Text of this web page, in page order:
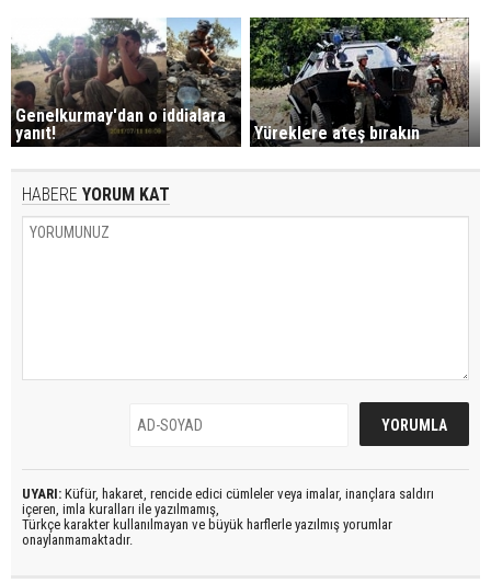
Genelkurmay'dan o iddialara
yanıt!
Yüreklere ateş bırakın
HABERE YORUM KAT
UYARI: Küfür, hakaret, rencide edici cümleler veya imalar, inançlara saldırı
içeren, imla kuralları ile yazılmamış,
Türkçe karakter kullanılmayan ve büyük harflerle yazılmış yorumlar
onaylanmamaktadır.